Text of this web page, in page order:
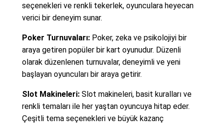
seçenekleri ve renkli tekerlek, oyunculara heyecan
verici bir deneyim sunar.
Poker Turnuvaları:Poker, zeka ve psikolojiyi bir
araya getiren popüler bir kart oyunudur. Düzenli
olarak düzenlenen turnuvalar, deneyimli ve yeni
başlayan oyuncuları bir araya getirir.
Slot Makineleri:Slot makineleri, basit kuralları ve
renkli temaları ile her yaştan oyuncuya hitap eder.
Çeşitli tema seçenekleri ve büyük kazanç